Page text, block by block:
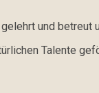
und
Talente